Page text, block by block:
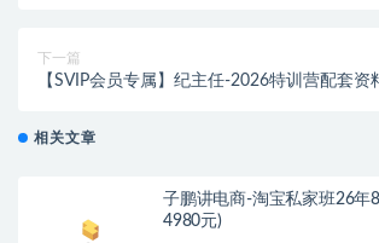
下一篇
【SVIP会员专属】纪主任-2026特训营配套资
相关文章
子鹏讲电商-淘宝私家班26年
4980元)